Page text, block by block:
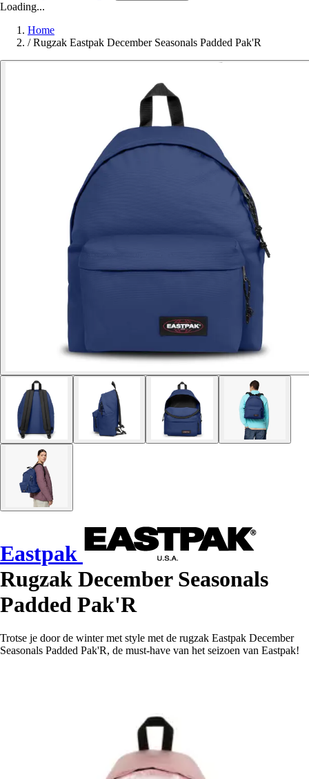
Loading...
Home
/ Rugzak Eastpak December Seasonals Padded Pak'R
Eastpak
Rugzak December Seasonals
Padded Pak'R
Trotse je door de winter met style met de rugzak Eastpak December
Seasonals Padded Pak'R, de must-have van het seizoen van Eastpak!